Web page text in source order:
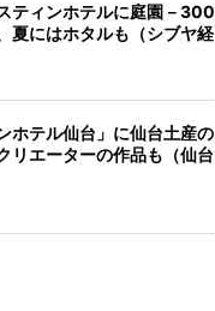
ティンホテルに庭園－300
夏にはホタルも（シブヤ経
ホテル仙台」に仙台土産の
リエーターの作品も（仙台